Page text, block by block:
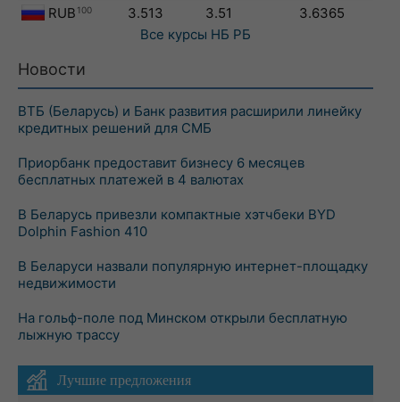
RUB 100 3.513 3.51
3.6365
Все курсы НБ РБ
Новости
ВТБ (Беларусь) и Банк развития расширили линейку
кредитных решений для СМБ
Приорбанк предоставит бизнесу 6 месяцев
бесплатных платежей в 4 валютах
В Беларусь привезли компактные хэтчбеки BYD
Dolphin Fashion 410
В Беларуси назвали популярную интернет-площадку
недвижимости
На гольф-поле под Минском открыли бесплатную
лыжную трассу
Лучшие предложения